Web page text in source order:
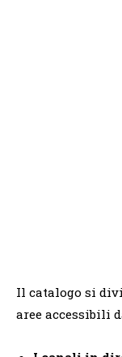
Il catalogo si
aree accessibili